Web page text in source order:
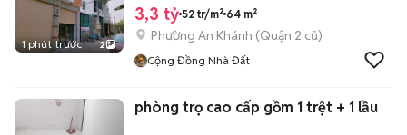
1 phút trước 2
3,3 tỷ 52 tr/m² 64 m²
Phường An Khánh (Quận 2 cũ)
Cộng Đồng Nhà Đất
phòng trọ cao cấp gồm 1 trệt + 1 lầu